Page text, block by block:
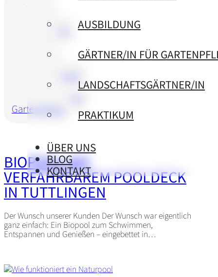
AUSBILDUNG
GÄRTNER/IN FÜR
LANDSCHAFTSGÄRTNER/IN
PRAKTIKUM
ÜBER UNS
BLOG
KONTAKT
Aldingen
Allgemein
Bad Dürrheim
Blumberg
Brunnen
Gartenbau
Gartenpflege
BIOPOOL MIT
VERFAHRBAREM POOLDECK
IN TUTTLINGEN
Der Wunsch unserer Kunden Der Wunsch war eigentlich
ganz einfach: Ein Biopool zum Schwimmen,
Entspannen und Genießen – eingebettet in…